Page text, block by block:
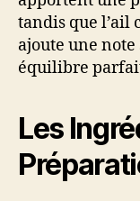
tandis que l’ail
ajoute une
équilibre
Les